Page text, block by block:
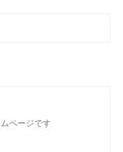
ページです